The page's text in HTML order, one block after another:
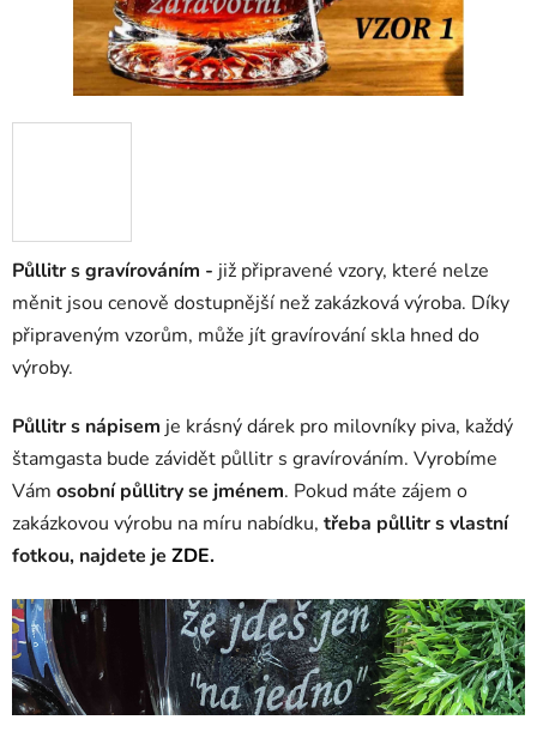
Půllitr s gravírováním - již připravené vzory, které nelze
měnit jsou cenově dostupnější než zakázková výroba. Díky
připraveným vzorům, může jít gravírování skla hned do
výroby.
Půllitr s nápisem je krásný dárek pro milovníky piva, každý
štamgasta bude závidět půllitr s gravírováním. Vyrobíme
Vám osobní půllitry se jménem. Pokud máte zájem o
zakázkovou výrobu na míru nabídku, třeba půllitr svlastní
fotkou, najdete je ZDE.